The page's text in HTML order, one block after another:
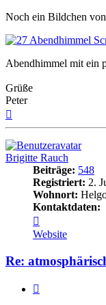
Noch ein Bildchen
Abendhimmel mit ein
Grüße
Peter
Brigitte Rauch
Beiträge: 548
Registriert: 2.
Wohnort:
Kontaktdaten:
von
Brigitte
Website
Re: